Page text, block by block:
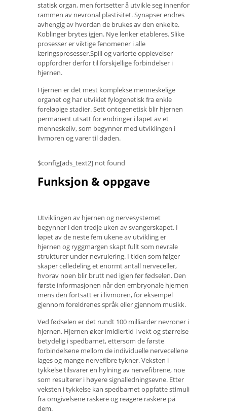
statisk organ, men fortsetter å utvikle seg innenfor
rammen av nevronal plastisitet. Synapser endres
avhengig av hvordan de brukes av den enkelte.
Koblinger brytes igjen. Nye lenker etableres. Slike
prosesser er viktige fenomener i alle
læringsprosesser.Spill og varierte opplevelser
oppfordrer derfor til forskjellige forbindelser i
hjernen.
Hjernen er det mest komplekse menneskelige
organet og har utviklet fylogenetisk fra enkle
foreløpige stadier. Sett ontogenetisk blir hjernen
permanent utsatt for endringer i løpet av et
menneskeliv, som begynner med utviklingen i
livmoren og varer til døden.
$config[ads_text2] not found
Funksjon & oppgave
Utviklingen av hjernen og nervesystemet
begynner i den tredje uken av svangerskapet. I
løpet av de neste fem ukene av utvikling er
hjernen og ryggmargen skapt fullt som nevrale
strukturer under nevrulering. I tiden som følger
skaper celledeling et enormt antall nerveceller,
hvorav noen blir brutt ned igjen før fødselen. Den
første informasjonen når den embryonale hjernen
mens den fortsatt er i livmoren, for eksempel
gjennom foreldrenes språk eller gjennom musikk.
Ved fødselen er det rundt 100 milliarder nevroner i
hjernen. Hjernen øker imidlertid i vekt og størrelse
betydelig i spedbarnet, ettersom de første
forbindelsene mellom de individuelle nervecellene
lages og mange nervefibre tykner. Veksten i
tykkelse tilsvarer en hylning av nervefibrene, noe
som resulterer i høyere signalledningsevne. Etter
veksten i tykkelse kan spedbarnet oppfatte stimuli
fra omgivelsene raskere og reagere raskere på
dem.